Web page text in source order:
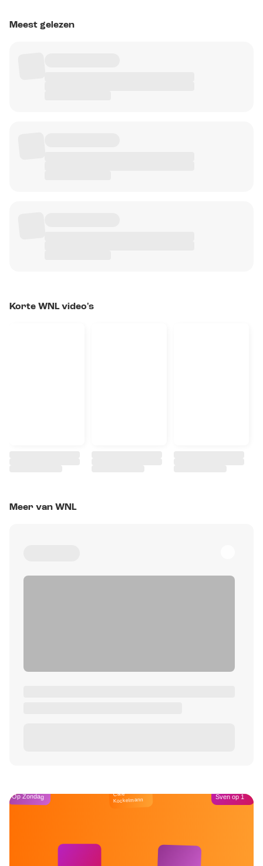
Meest gelezen
Korte WNL video's
Meer van WNL
Op Zondag Café
Kockelmann Sven op 1